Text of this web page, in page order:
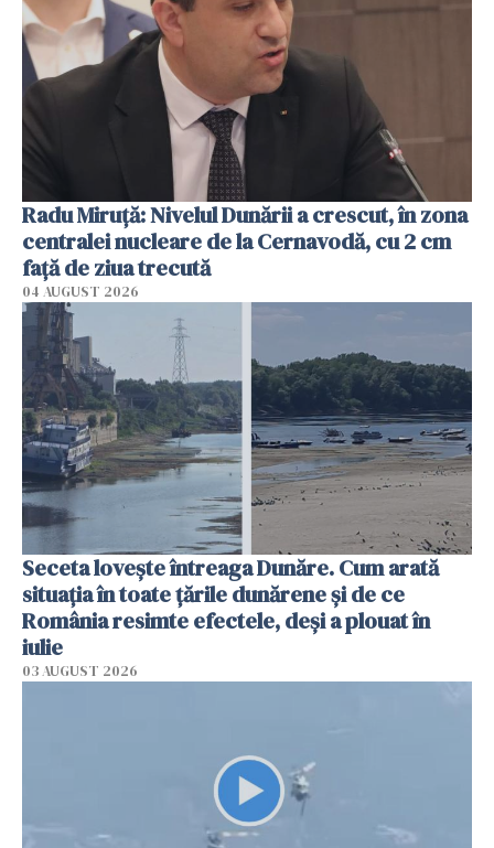
Radu Miruţă: Nivelul Dunării a crescut, în zona
centralei nucleare de la Cernavodă, cu 2 cm
faţă de ziua trecută
04 AUGUST 2026
Seceta lovește întreaga Dunăre. Cum arată
situația în toate țările dunărene și de ce
România resimte efectele, deși a plouat în
iulie
03 AUGUST 2026